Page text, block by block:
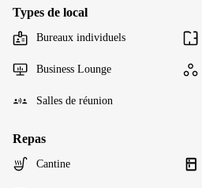
Types de local
Bureaux individuels
Business Lounge
Salles de réunion
Repas
Cantine